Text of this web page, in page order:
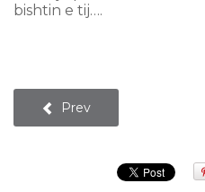
bishtin e tij….
Prev